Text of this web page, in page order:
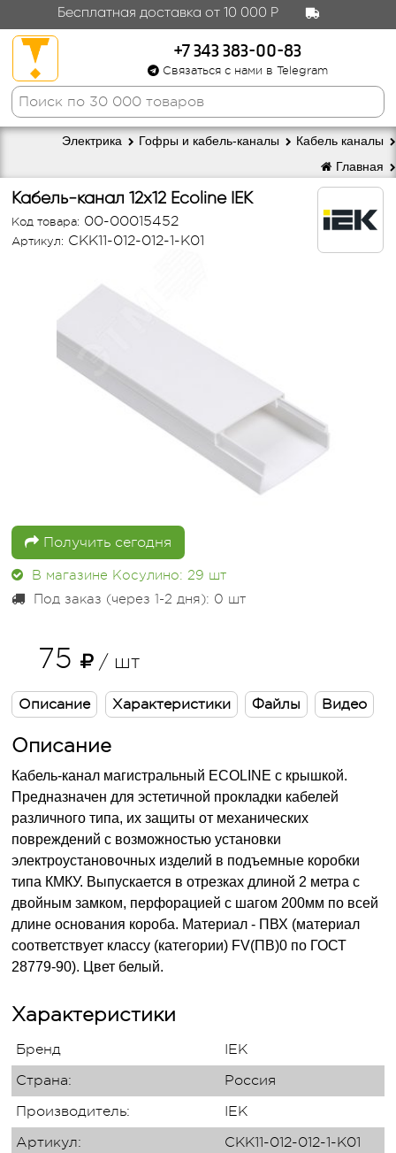
Бесплатная доставка от 10 000 Р
+7 343 383-00-83
Связаться с нами в Telegram
Кабель каналы
Гофры и кабель-каналы
Электрика
Главная
Кабель-канал 12х12 Ecoline IEK
Код товара: 00-00015452
Артикул: CKK11-012-012-1-K01
Получить сегодня
В магазине Косулино: 29 шт
Под заказ (через 1-2 дня): 0 шт
75 / шт
Описание Характеристики Файлы Видео
Описание
Кабель-канал магистральный ECOLINE с крышкой.
Предназначен для эстетичной прокладки кабелей
различного типа, их защиты от механических
повреждений с возможностью установки
электроустановочных изделий в подъемные коробки
типа КМКУ. Выпускается в отрезках длиной 2 метра с
двойным замком, перфорацией с шагом 200мм по всей
длине основания короба. Материал - ПВХ (материал
соответствует классу (категории) FV(ПВ)0 по ГОСТ
28779-90). Цвет белый.
Характеристики
Бренд
IEK
Страна:
Россия
Производитель:
IEK
Артикул:
CKK11-012-012-1-K01